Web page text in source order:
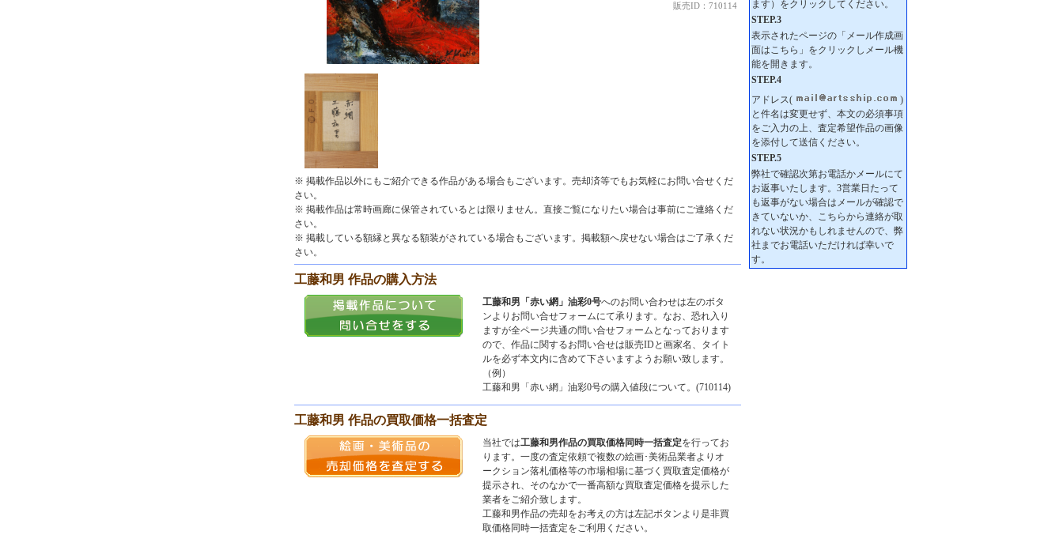
販売ID：710114
※ 掲載作品以外にもご紹介できる作品がある場合もございます。売却済等でもお気軽にお問い合せくだ
さい。
※ 掲載作品は常時画廊に保管されているとは限りません。直接ご覧になりたい場合は事前にご連絡くだ
さい。
※ 掲載している額縁と異なる額装がされている場合もございます。掲載額へ戻せない場合はご了承くだ
さい。
工藤和男 作品の購入方法
工藤和男「赤い網」油彩0号へのお問い合わせは左のボタ
ンよりお問い合せフォームにて承ります。なお、恐れ入り
ますが全ページ共通の問い合せフォームとなっております
ので、作品に関するお問い合せは販売IDと画家名、タイト
ルを必ず本文内に含めて下さいますようお願い致します。
（例）
工藤和男「赤い網」油彩0号の購入値段について。(710114)
工藤和男 作品の買取価格一括査定
当社では工藤和男作品の買取価格同時一括査定を行ってお
ります。一度の査定依頼で複数の絵画･美術品業者よりオ
ークション落札価格等の市場相場に基づく買取査定価格が
提示され、そのなかで一番高額な買取査定価格を提示した
業者をご紹介致します。
工藤和男作品の売却をお考えの方は左記ボタンより是非買
取価格同時一括査定をご利用ください。